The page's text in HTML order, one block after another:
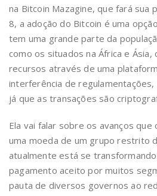
na Bitcoin Mazagine, que fará sua
8, a adoção do Bitcoin é uma
tem uma grande parte da
como os situados na África e
recursos através de uma
interferência de regulamentações,
já que as transações são
Ela vai falar sobre os avanços que
uma moeda de um grupo restrito
atualmente está se
pagamento aceito por muitos
pauta de diversos governos ao